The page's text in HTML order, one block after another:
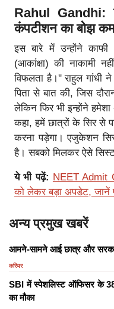
Rahul Gandhi:
कंपटीशन का बोझ कम
इस बारे में उन्होंने
(आकांक्षा) की नाकामी
विफलता है।'' राहुल गांधी
पिता से बात की, जिस
लेकिन फिर भी इन्होंने
कहा, हमें छात्रों के सिर से
करना पड़ेगा। एजुकेशन
है। सबको मिलकर ऐसे
ये भी पढ़ें: NEET Admit
को लेकर बड़ा अपडेट, जानें
अन्य प्रमुख खबरें
आमने-सामने आई छात्र और
करियर
SBI में स्पेशलिस्ट ऑफिसर के 38
का मौका